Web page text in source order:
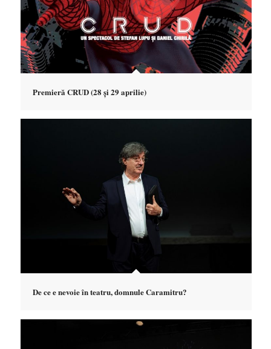
Premieră CRUD (28 și 29 aprilie)
De ce e nevoie în teatru, domnule Caramitru?